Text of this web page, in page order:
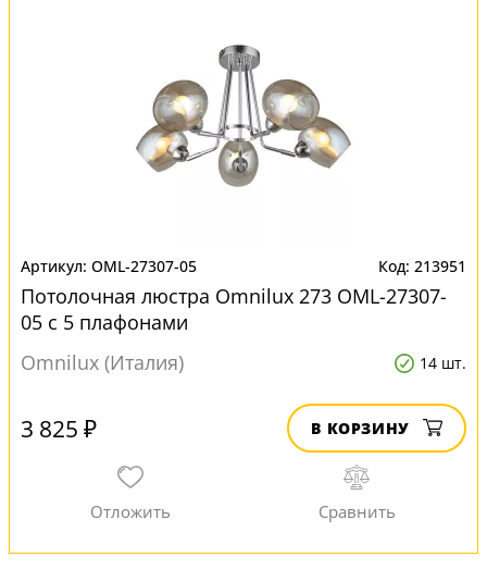
OML-27307-05 213951
Потолочная люстра Omnilux 273 OML-27307-
05 с 5 плафонами
Omnilux (Италия)
14 шт.
3 825 ₽ В КОРЗИНУ